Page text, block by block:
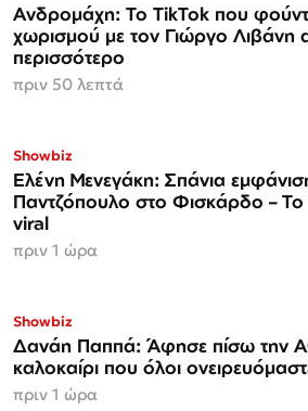
Ανδρομάχη: Το TikTok που
χωρισμού με τον Γιώργο Λιβάνη
περισσότερο
πριν 50 λεπτά
Showbiz
Ελένη Μενεγάκη: Σπάνια
Παντζόπουλο στο Φισκάρδο – Το
viral
πριν 1 ώρα
Showbiz
Δανάη Παππά: Άφησε πίσω την
καλοκαίρι που όλοι
πριν 1 ώρα